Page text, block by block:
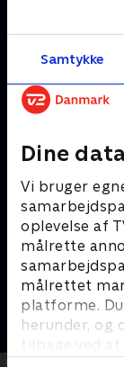
Samtykke
Dine
Vi bruger
oplevelse af
målrette
målrettet
platforme.
herunder, og
tilbage ved
3. januar 2024 • 7 min
Robin Hood:
skoven
Børneserier • 1